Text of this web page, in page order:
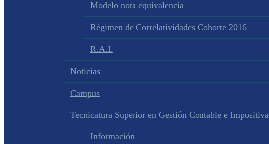
Modelo nota equivalencia
Régimen de Correlatividades Cohorte 2016
R.A.I.
Noticias
Campus
Tecnicatura Superior en Gestión Contable e Impositiva
Información